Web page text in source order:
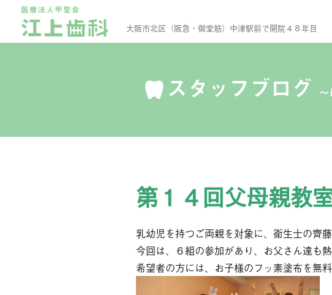
大阪市北区（阪急・御堂筋）中津駅前で開院４８年目
スタッフブログ
第１４回父母親教
乳幼児を持つご両親を対象に、衛生士の齊
今回は、６組の参加があり、お父さん達も
希望者の方には、お子様のフッ素塗布を無